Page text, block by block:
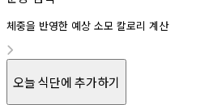
체중을 반영한 예상 소모 칼로리 계산
오늘 식단에 추가하기